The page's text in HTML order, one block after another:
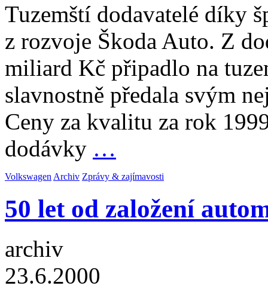
Tuzemští dodavatelé díky
z rozvoje Škoda Auto. Z
miliard Kč připadlo na
slavnostně předala svým
Ceny za kvalitu za rok
dodávky …
Volkswagen Archiv Zprávy & zajímavosti
50 let od založení
archiv
23.6.2000